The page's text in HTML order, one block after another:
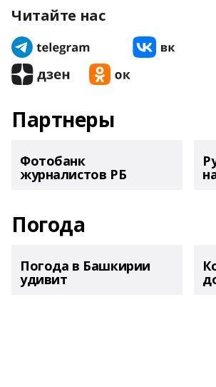
Читайте нас
Партнеры
Фотобанк
журналистов РБ
Погода
Погода в Башкирии
удивит